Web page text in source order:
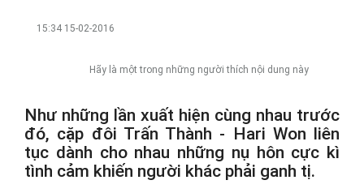
15:34 15-02-2016
Hãy là một trong những người thích nội dung này
Như những lần xuất hiện cùng nhau trước
đó, cặp đôi Trấn Thành - Hari Won liên
tục dành cho nhau những nụ hôn cực kì
tình cảm khiến người khác phải ganh tị.